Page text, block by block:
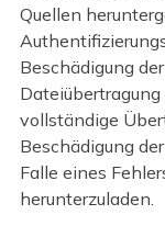
Quellen
Beschädigung
vollständige
Beschädigung
Falle eines
herunterzuladen.